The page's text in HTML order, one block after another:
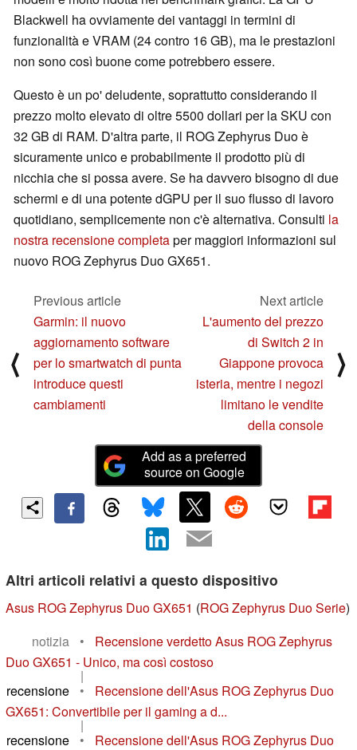
Blackwell ha ovviamente dei vantaggi in termini di
funzionalità e VRAM (24 contro 16 GB), ma le prestazioni
non sono così buone come potrebbero essere.
Questo è un po' deludente, soprattutto considerando il
prezzo molto elevato di oltre 5500 dollari per la SKU con
32 GB di RAM. D'altra parte, il ROG Zephyrus Duo è
sicuramente unico e probabilmente il prodotto più di
nicchia che si possa avere. Se ha davvero bisogno di due
schermi e di una potente dGPU per il suo flusso di lavoro
quotidiano, semplicemente non c'è alternativa. Consulti la
nostra recensione completaper maggiori informazioni sul
nuovo ROG Zephyrus Duo GX651.
⟨
Previous article
Garmin: il nuovo
aggiornamento software
per lo smartwatch di punta
introduce questi
cambiamenti
Next article
L'aumento del prezzo
di Switch 2 in
Giappone provoca
isteria, mentre i negozi
limitano le vendite
della console
⟩
Add as a preferred
source on Google
Altri articoli relativi a questo dispositivo
Asus ROG Zephyrus Duo GX651 (ROG Zephyrus Duo Serie)
notizia
•
Recensione verdetto Asus ROG Zephyrus
Duo GX651 - Unico, ma così costoso
|
recensione
•
Recensione dell'Asus ROG Zephyrus Duo
GX651: Convertibile per il gaming a d...
|
recensione
•
Recensione dell'Asus ROG Zephyrus Duo